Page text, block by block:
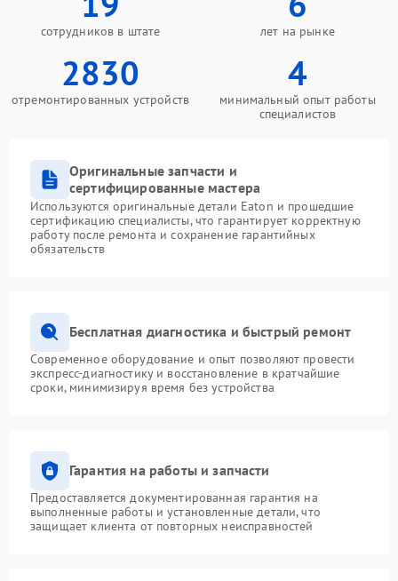
сотрудников в штате лет на рынке
2830
отремонтированных устройств
4
минимальный опыт работы
специалистов
Оригинальные запчасти и
сертифицированные мастера
Используются оригинальные детали Eaton и прошедшие
сертификацию специалисты, что гарантирует корректную
работу после ремонта и сохранение гарантийных
обязательств
Бесплатная диагностика и быстрый ремонт
Современное оборудование и опыт позволяют провести
экспресс-диагностику и восстановление в кратчайшие
сроки, минимизируя время без устройства
Гарантия на работы и запчасти
Предоставляется документированная гарантия на
выполненные работы и установленные детали, что
защищает клиента от повторных неисправностей